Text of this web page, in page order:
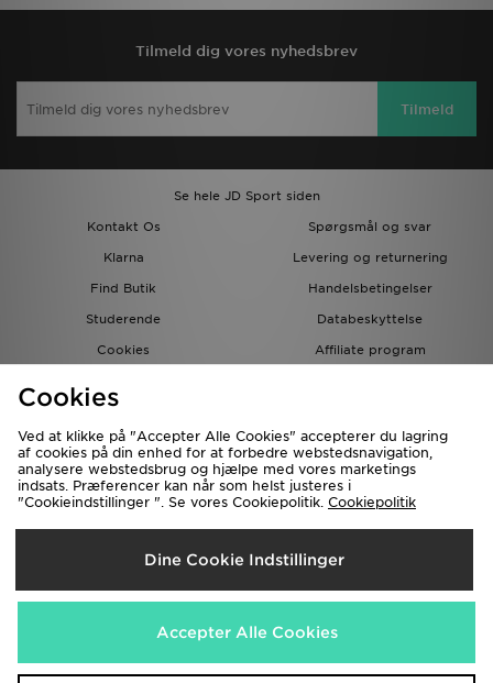
Tilmeld dig vores nyhedsbrev
Tilmeld
Se hele JD Sport siden
Kontakt Os
Spørgsmål og svar
Klarna
Levering og returnering
Find Butik
Handelsbetingelser
Studerende
Databeskyttelse
Cookies
Affiliate program
Forsendelse Til
Danmark
Vi accepterer de følgende betalingsmetoder
Cookies
Ved at klikke på "Accepter Alle Cookies" accepterer du lagring
af cookies på din enhed for at forbedre webstedsnavigation,
analysere webstedsbrug og hjælpe med vores marketings
indsats. Præferencer kan når som helst justeres i
"Cookieindstillinger ". Se vores Cookiepolitik. Cookiepolitik
Dine Cookie Indstillinger
Accepter Alle Cookies